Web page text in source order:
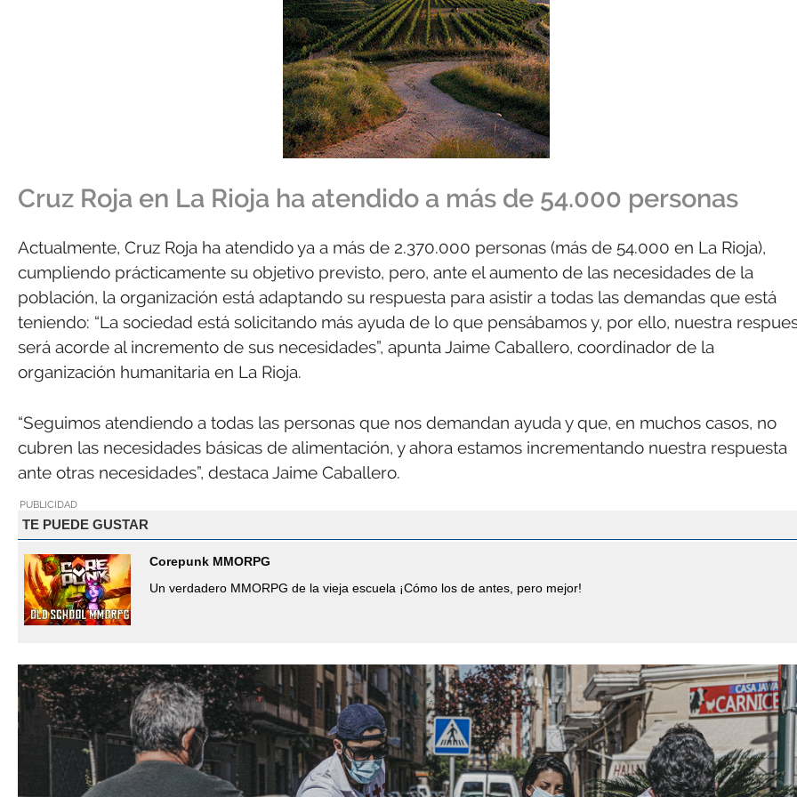
Cruz Roja en La Rioja ha atendido a más de 54.000 personas
Actualmente, Cruz Roja ha atendido ya a más de 2.370.000 personas (más de 54.000 en La Rioja),
cumpliendo prácticamente su objetivo previsto, pero, ante el aumento de las necesidades de la
población, la organización está adaptando su respuesta para asistir a todas las demandas que está
teniendo: “La sociedad está solicitando más ayuda de lo que pensábamos y, por ello, nuestra
será acorde al incremento de sus necesidades”, apunta Jaime Caballero, coordinador de la
organización humanitaria en La Rioja.
“Seguimos atendiendo a todas las personas que nos demandan ayuda y que, en muchos casos, no
cubren las necesidades básicas de alimentación, y ahora estamos incrementando nuestra respuesta
ante otras necesidades”, destaca Jaime Caballero.
PUBLICIDAD
TE PUEDE GUSTAR
Corepunk MMORPG
Un verdadero MMORPG de la vieja escuela ¡Cómo los de antes, pero mejor!